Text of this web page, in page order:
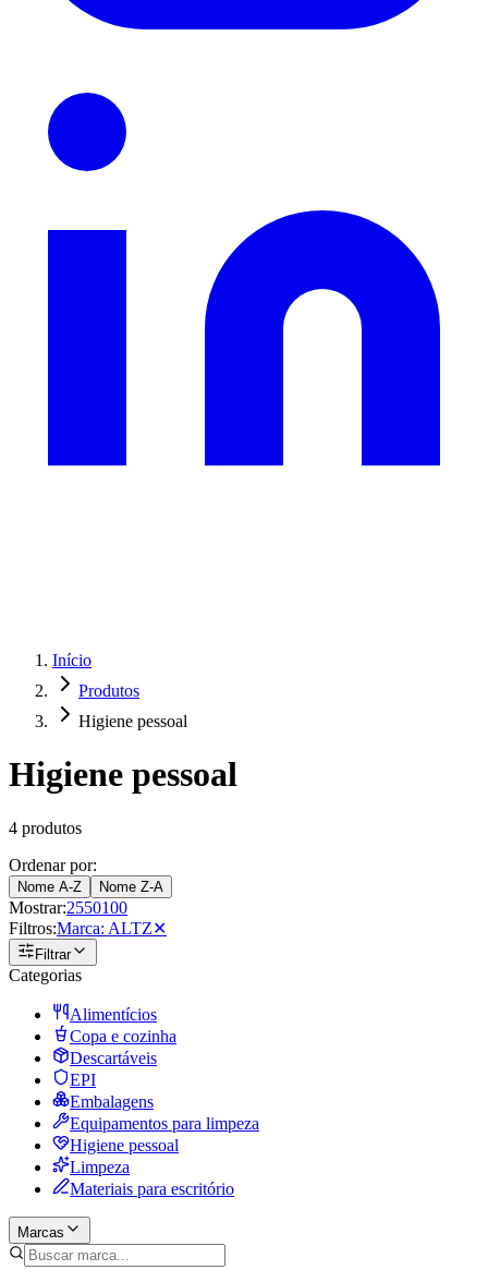
Trabalhe Conosco
Início
Produtos
Higiene pessoal
Higiene pessoal
4 produtos
Ordenar por:
Nome A-Z Nome Z-A
Mostrar:2550100
Filtros:Marca: ALTZ✕
Filtrar
Categorias
Alimentícios
Copa e cozinha
Descartáveis
EPI
Embalagens
Equipamentos para limpeza
Higiene pessoal
Limpeza
Materiais para escritório
Marcas